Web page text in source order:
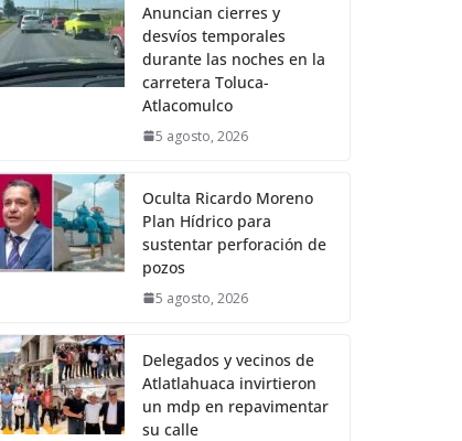
Anuncian cierres y
desvíos temporales
durante las noches en la
carretera Toluca-
Atlacomulco
5 agosto, 2026
Oculta Ricardo Moreno
Plan Hídrico para
sustentar perforación de
pozos
5 agosto, 2026
Delegados y vecinos de
Atlatlahuaca invirtieron
un mdp en repavimentar
su calle